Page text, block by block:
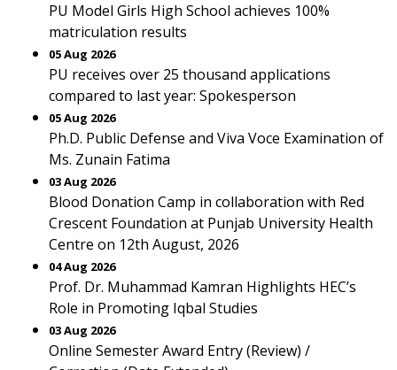
PU Model Girls High School achieves 100%
matriculation results
05 Aug 2026
PU receives over 25 thousand applications
compared to last year: Spokesperson
05 Aug 2026
Ph.D. Public Defense and Viva Voce Examination of
Ms. Zunain Fatima
03 Aug 2026
Blood Donation Camp in collaboration with Red
Crescent Foundation at Punjab University Health
Centre on 12th August, 2026
04 Aug 2026
Prof. Dr. Muhammad Kamran Highlights HEC’s
Role in Promoting Iqbal Studies
03 Aug 2026
Online Semester Award Entry (Review) /